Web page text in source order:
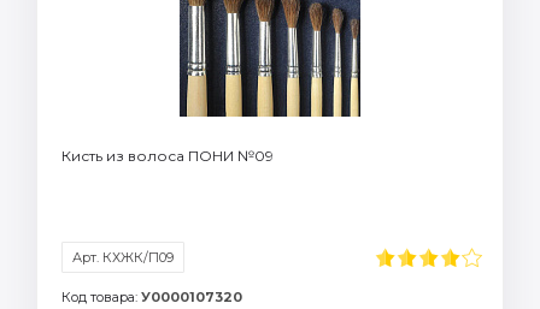
Кисть из волоса ПОНИ №09
Арт. КХЖК/П09
Код товара: У0000107320